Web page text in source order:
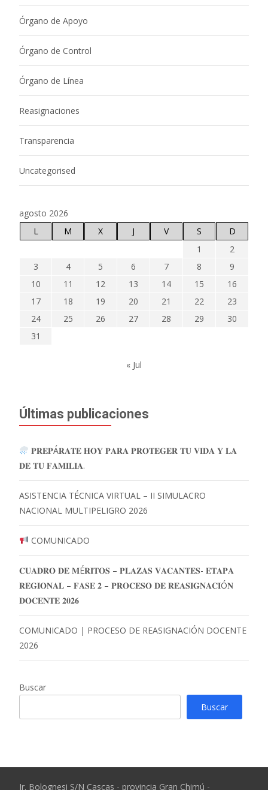
Órgano de Apoyo
Órgano de Control
Órgano de Línea
Reasignaciones
Transparencia
Uncategorised
agosto 2026
L
M X J V S
D
1
2
3
4 5 6 7 8
9
10
11 12 13 14 15
16
17
18 19 20 21 22
23
24
25 26 27 28 29
30
31
« Jul
Últimas publicaciones
𝐏𝐑𝐄𝐏Á𝐑𝐀𝐓𝐄 𝐇𝐎𝐘 𝐏𝐀𝐑𝐀 𝐏𝐑𝐎𝐓𝐄𝐆𝐄𝐑 𝐓𝐔 𝐕𝐈𝐃𝐀 𝐘 𝐋𝐀
𝐃𝐄 𝐓𝐔 𝐅𝐀𝐌𝐈𝐋𝐈𝐀.
ASISTENCIA TÉCNICA VIRTUAL – II SIMULACRO
NACIONAL MULTIPELIGRO 2026
COMUNICADO
𝐂𝐔𝐀𝐃𝐑𝐎 𝐃𝐄 𝐌É𝐑𝐈𝐓𝐎𝐒 – 𝐏𝐋𝐀𝐙𝐀𝐒 𝐕𝐀𝐂𝐀𝐍𝐓𝐄𝐒- 𝐄𝐓𝐀𝐏𝐀
𝐑𝐄𝐆𝐈𝐎𝐍𝐀𝐋 – 𝐅𝐀𝐒𝐄 𝟐 – 𝐏𝐑𝐎𝐂𝐄𝐒𝐎 𝐃𝐄 𝐑𝐄𝐀𝐒𝐈𝐆𝐍𝐀𝐂𝐈Ó𝐍
𝐃𝐎𝐂𝐄𝐍𝐓𝐄 𝟐𝟎𝟐𝟔
COMUNICADO | PROCESO DE REASIGNACIÓN DOCENTE
2026
Buscar
Buscar
Jr. Bolognesi S/N Cascas - provincia Gran Chimú -